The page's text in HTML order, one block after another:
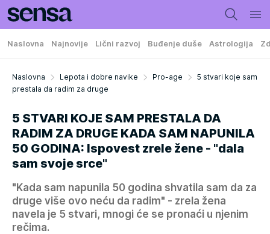
Naslovna Najnovije Lični razvoj Buđenje duše Astrologija
Naslovna Lepota i dobre navike Pro-age
5 stvari koje sam
prestala da radim za druge
5 STVARI KOJE SAM PRESTALA DA
RADIM ZA DRUGE KADA SAM NAPUNILA
50 GODINA: Ispovest zrele žene - "dala
sam svoje srce"
"Kada sam napunila 50 godina shvatila sam da za
druge više ovo neću da radim" - zrela žena
navela je 5 stvari, mnogi će se pronaći u njenim
rečima.